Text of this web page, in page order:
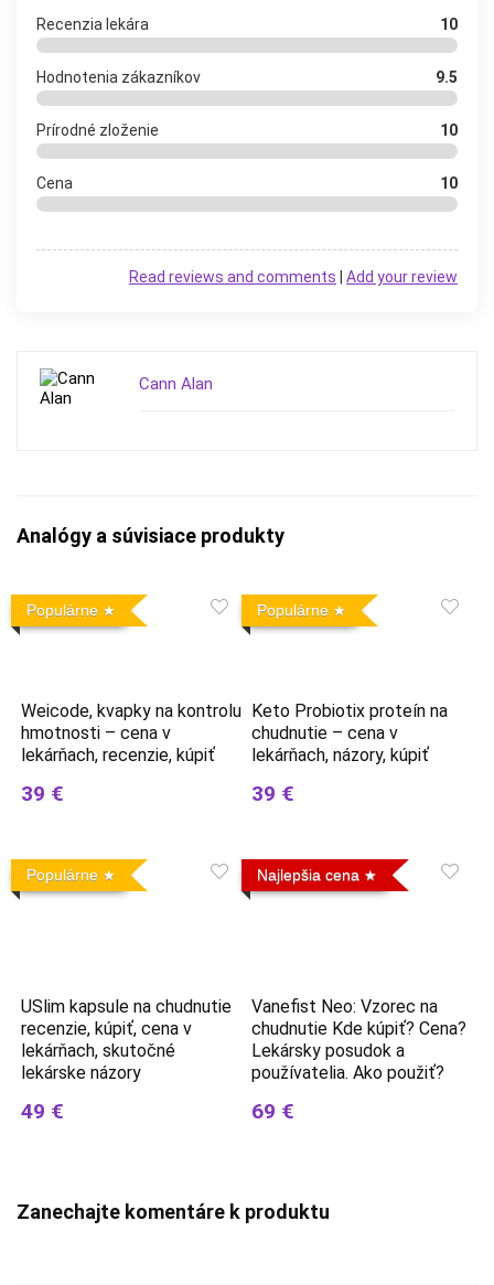
Recenzia lekára 10
Hodnotenia zákazníkov 9.5
Prírodné zloženie 10
Cena 10
Add your review
Read reviews and comments
Cann Alan
Analógy a súvisiace produkty
Populárne
Weicode, kvapky na kontrolu
hmotnosti – cena v
lekárňach, recenzie, kúpiť
39 €
Populárne
Keto Probiotix proteín na
chudnutie – cena v
lekárňach, názory, kúpiť
39 €
Populárne
USlim kapsule na chudnutie
recenzie, kúpiť, cena v
lekárňach, skutočné
lekárske názory
49 €
Najlepšia cena
Vanefist Neo: Vzorec na
chudnutie Kde kúpiť? Cena?
Lekársky posudok a
používatelia. Ako použiť?
69 €
Zanechajte komentáre k produktu